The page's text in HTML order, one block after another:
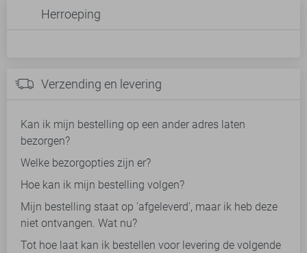
Herroeping
Verzending en levering
Kan ik mijn bestelling op een ander adres laten
bezorgen?
Welke bezorgopties zijn er?
Hoe kan ik mijn bestelling volgen?
Mijn bestelling staat op 'afgeleverd', maar ik heb deze
niet ontvangen. Wat nu?
Tot hoe laat kan ik bestellen voor levering de volgende